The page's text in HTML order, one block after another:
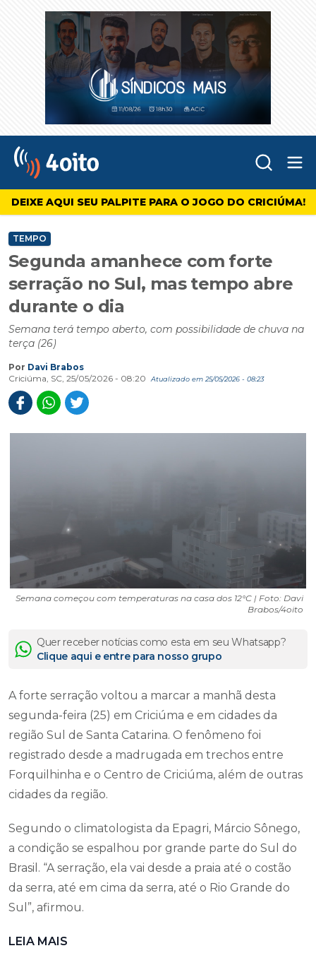
4oito
DEIXE AQUI SEU PALPITE PARA O JOGO DO CRICIÚMA!
TEMPO
Segunda amanhece com forte
serração no Sul, mas tempo abre
durante o dia
Semana terá tempo aberto, com possibilidade de chuva na
terça (26)
Por Davi Brabos
Criciúma, SC, 25/05/2026 - 08:20
Atualizado em 25/05/2026 - 08:23
Semana começou com temperaturas na casa dos 12°C | Foto: Davi
Brabos/4oito
Quer receber notícias como esta em seu Whatsapp?
Clique aqui e entre para nosso grupo
A forte serração voltou a marcar a manhã desta
segunda-feira (25) em Criciúma e em cidades da
região Sul de Santa Catarina. O fenômeno foi
registrado desde a madrugada em trechos entre
Forquilhinha e o Centro de Criciúma, além de outras
cidades da região.
Segundo o climatologista da Epagri, Márcio Sônego,
a condição se espalhou por grande parte do Sul do
Brasil. “A serração, ela vai desde a praia até o costão
da serra, até em cima da serra, até o Rio Grande do
Sul”, afirmou.
LEIA MAIS